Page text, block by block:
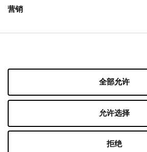
营销
全部允许
允许选择
拒绝
05-500 Piaseczno
+48 22 737 31 15